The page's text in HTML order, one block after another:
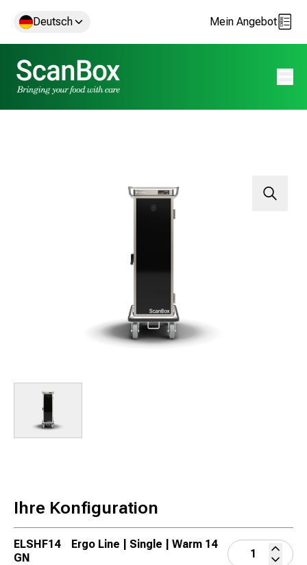
Deutsch Mein Angebot
Ihre Konfiguration
ELSHF14
Ergo Line | Single | Warm 14
GN